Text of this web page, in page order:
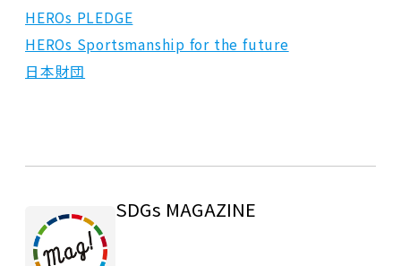
HEROs PLEDGE
HEROs Sportsmanship for the future
日本財団
SDGs MAGAZINE